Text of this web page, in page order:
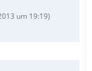
um 19:19)